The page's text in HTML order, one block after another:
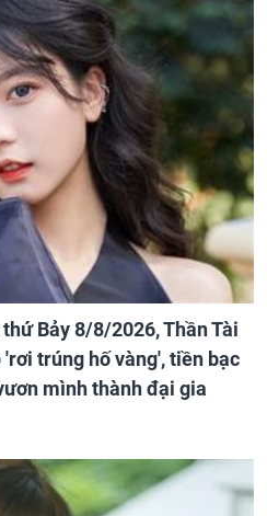
Bảy 8/8/2026, Thần Tài
trúng hố vàng', tiền bạc
mình thành đại gia